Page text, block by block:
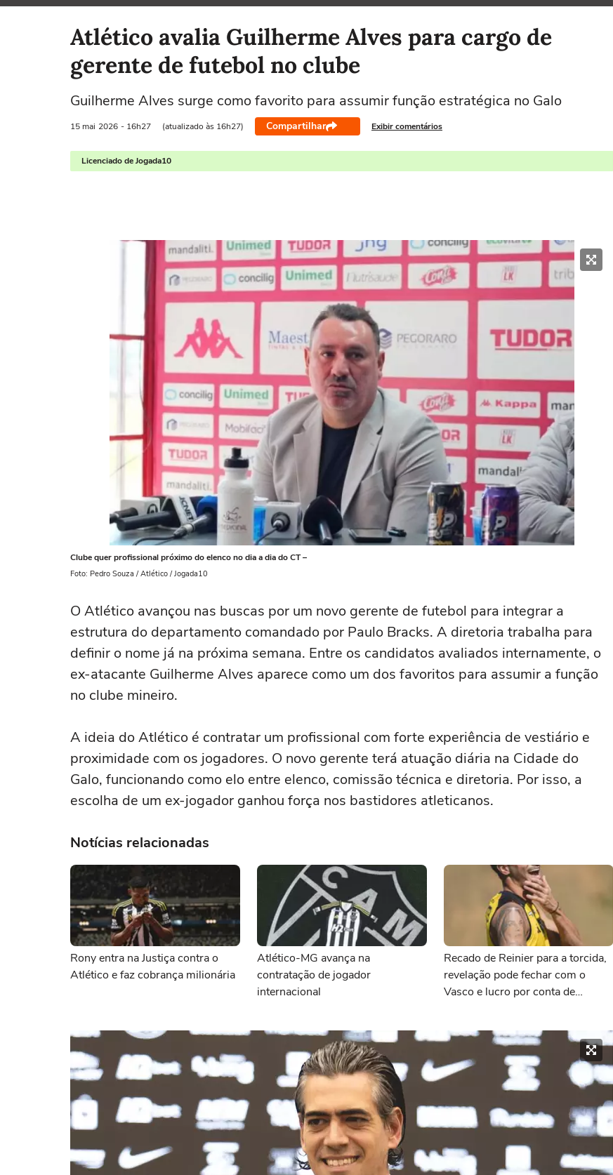
Selecione o time para ver as notícias
Atlético avalia Guilherme Alves para cargo de
gerente de futebol no clube
Guilherme Alves surge como favorito para assumir função estratégica no Galo
15 mai 2026 - 16h27 (atualizado às 16h27) Compartilhar Exibir comentários
Licenciado de Jogada10
Clube quer profissional próximo do elenco no dia a dia do CT –
Foto: Pedro Souza / Atlético / Jogada10
O Atlético avançou nas buscas por um novo gerente de futebol para integrar a
estrutura do departamento comandado por Paulo Bracks. A diretoria trabalha para
definir o nome já na próxima semana. Entre os candidatos avaliados internamente, o
ex-atacante Guilherme Alves aparece como um dos favoritos para assumir a função
no clube mineiro.
A ideia do Atlético é contratar um profissional com forte experiência de vestiário e
proximidade com os jogadores. O novo gerente terá atuação diária na Cidade do
Galo, funcionando como elo entre elenco, comissão técnica e diretoria. Por isso, a
escolha de um ex-jogador ganhou força nos bastidores atleticanos.
Notícias relacionadas
Rony entra na Justiça contra o
Atlético e faz cobrança milionária
Atlético-MG avança na
contratação de jogador
internacional
Recado de Reinier para a torcida,
revelação pode fechar com o
Vasco e lucro por conta de